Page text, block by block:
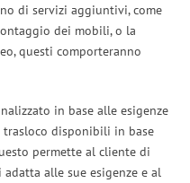
di servizi aggiuntivi, come
dei mobili, o la
questi comporteranno
in base alle esigenze
disponibili in base
permette al cliente di
alle sue esigenze e al